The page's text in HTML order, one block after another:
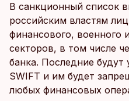
В санкционный список
российским властям
финансового, военного
секторов, в том числе
банка. Последние
SWIFT и им будет
любых финансовых